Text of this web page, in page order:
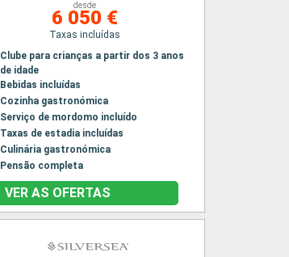
desde
6 050 €
Taxas incluídas
Clube para crianças a partir dos 3 anos
de idade
Bebidas incluídas
Cozinha gastronómica
Serviço de mordomo incluído
Taxas de estadia incluídas
Culinária gastronómica
Pensão completa
VER AS OFERTAS